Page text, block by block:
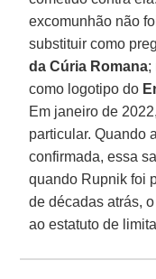
excomunhão não
substituir como
da Cúria Romana;
como logotipo do
Em janeiro de
particular. Quando
confirmada, essa
quando Rupnik foi
de décadas atrás,
ao estatuto de